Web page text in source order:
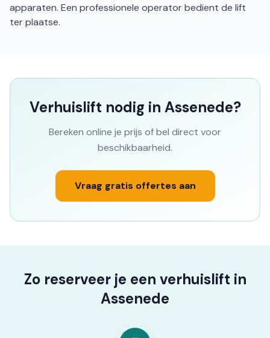
apparaten. Een professionele operator bedient de lift
ter plaatse.
Verhuislift nodig in Assenede?
Bereken online je prijs of bel direct voor
beschikbaarheid.
Vraag gratis offertes aan
Zo reserveer je een verhuislift in
Assenede